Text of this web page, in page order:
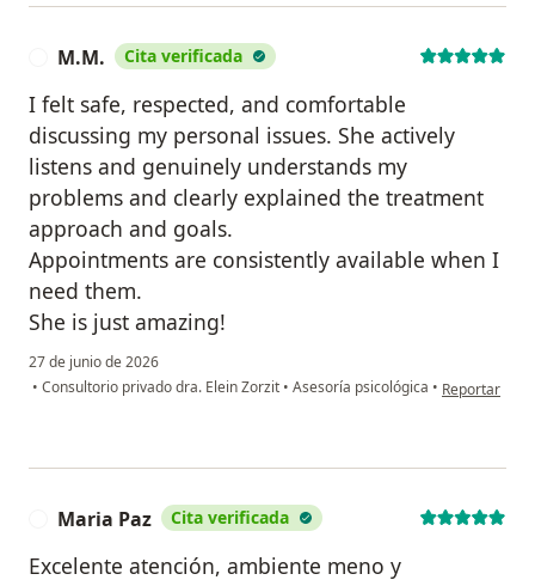
M.M. Cita verificada
I felt safe, respected, and comfortable
discussing my personal issues. She actively
listens and genuinely understands my
problems and clearly explained the treatment
approach and goals.
Appointments are consistently available when I
need them.
She is just amazing!
27 de junio de 2026
• Consultorio privado dra. Elein Zorzit • Asesoría psicológica • en opinión
Reportar
Maria Paz Cita verificada
Excelente atención, ambiente meno y